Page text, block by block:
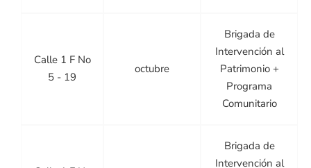
Calle 1 F No
5 - 19
octubre
Brigada de
Intervención al
Patrimonio +
Programa
Comunitario
Brigada de
Intervención al